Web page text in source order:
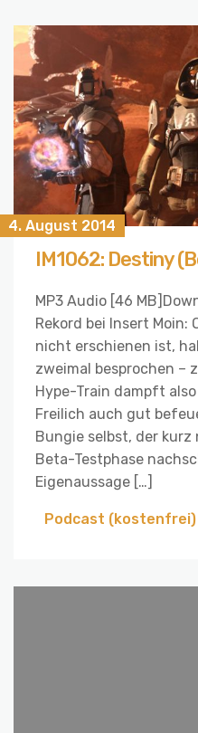
4. August 2014
IM1062: Destiny
MP3 Audio [46
Rekord bei Insert Moin:
nicht erschienen ist,
zweimal besprochen –
Hype-Train dampft
Freilich auch gut
Bungie selbst, der kurz
Beta-Testphase
Eigenaussage […]
Podcast (kostenfrei)